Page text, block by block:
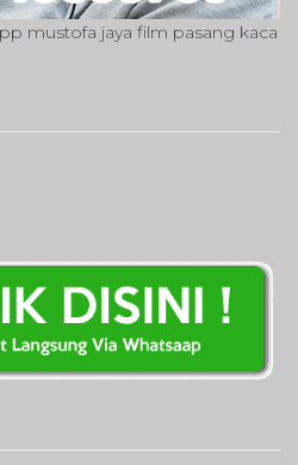
mustofa jaya film pasang kaca